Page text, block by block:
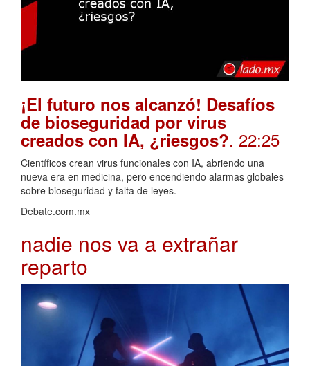
¡El futuro nos alcanzó! Desafíos
de bioseguridad por virus
creados con IA, ¿riesgos?. 22:25
Científicos crean virus funcionales con IA, abriendo una
nueva era en medicina, pero encendiendo alarmas globales
sobre bioseguridad y falta de leyes.
Debate.com.mx
nadie nos va a extrañar
reparto